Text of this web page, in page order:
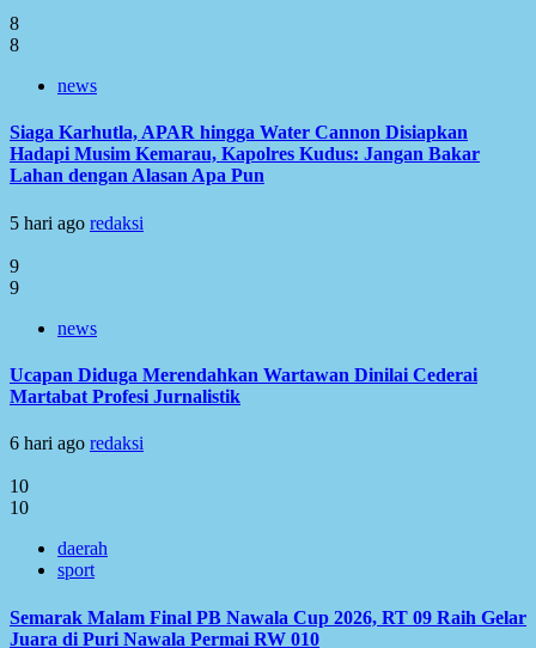
8
8
news
Siaga Karhutla, APAR hingga Water Cannon Disiapkan
Hadapi Musim Kemarau, Kapolres Kudus: Jangan Bakar
Lahan dengan Alasan Apa Pun
5 hari ago redaksi
9
9
news
Ucapan Diduga Merendahkan Wartawan Dinilai Cederai
Martabat Profesi Jurnalistik
6 hari ago redaksi
10
10
daerah
sport
Semarak Malam Final PB Nawala Cup 2026, RT 09 Raih Gelar
Juara di Puri Nawala Permai RW 010